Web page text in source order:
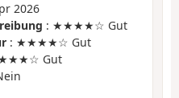
2026
: ★★★★☆ Gut
: ★★★★☆ Gut
Gut